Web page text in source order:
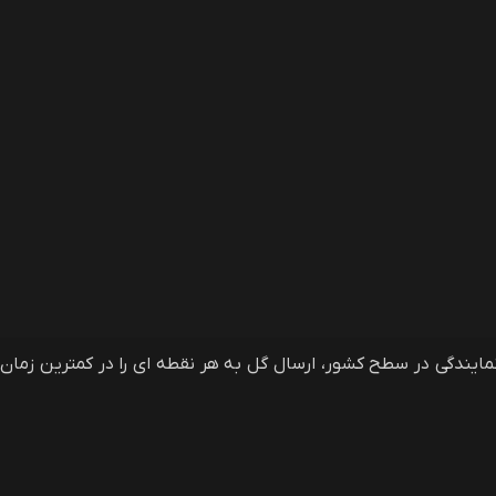
آنلاین گلمون، وب سایت سفارش آنلاین گل و گیاه در ایران و خارج از ایران است که با دارا بودن بیش از 40 نمایندگی در سطح کشور، ارسال گل به هر نقطه ای را در کمترین زمان